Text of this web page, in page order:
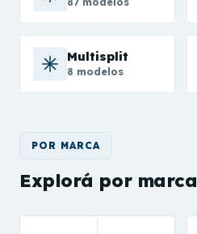
Multisplit
8 modelos
POR MARCA
Explorá por marca